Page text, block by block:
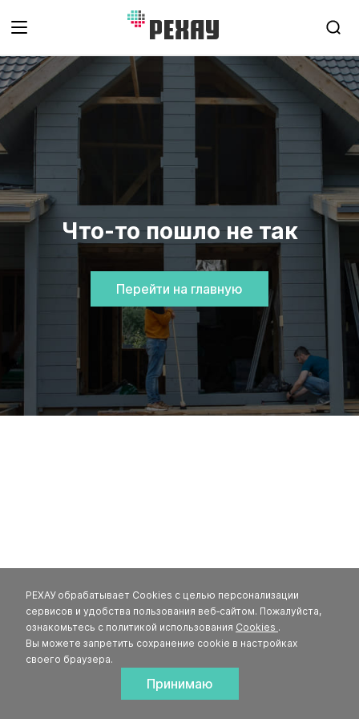
Что-то пошло не так
Перейти на главную
РЕХАУ обрабатывает Cookies с целью персонализации
сервисов и удобства пользования веб‑сайтом. Пожалуйста,
ознакомьтесь с политикой использования Cookies .
Вы можете запретить сохранение cookie в настройках
своего браузера.
Принимаю